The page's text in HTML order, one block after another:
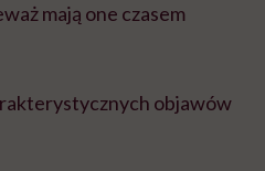
mają one czasem
objawów